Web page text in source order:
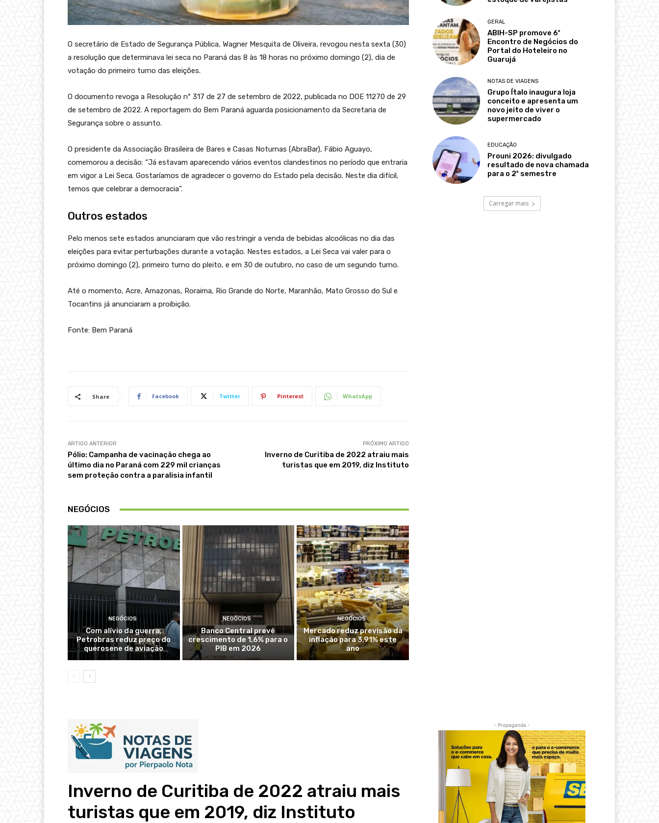
O secretário de Estado de Segurança Pública, Wagner Mesquita de Oliveira, revogou nesta sexta (30)
a resolução que determinava lei seca no Paraná das 8 às 18 horas no próximo domingo (2), dia de
votação do primeiro turno das eleições.
O documento revoga a Resolução nº 317 de 27 de setembro de 2022, publicada no DOE 11270 de 29
de setembro de 2022. A reportagem do Bem Paraná aguarda posicionamento da Secretaria de
Segurança sobre o assunto.
O presidente da Associação Brasileira de Bares e Casas Noturnas (AbraBar), Fábio Aguayo,
comemorou a decisão: “Já estavam aparecendo vários eventos clandestinos no período que entraria
em vigor a Lei Seca. Gostaríamos de agradecer o governo do Estado pela decisão. Neste dia difícil,
temos que celebrar a democracia”.
Outros estados
Pelo menos sete estados anunciaram que vão restringir a venda de bebidas alcoólicas no dia das
eleições para evitar perturbações durante a votação. Nestes estados, a Lei Seca vai valer para o
próximo domingo (2), primeiro turno do pleito, e em 30 de outubro, no caso de um segundo turno.
Até o momento, Acre, Amazonas, Roraima, Rio Grande do Norte, Maranhão, Mato Grosso do Sul e
Tocantins já anunciaram a proibição.
Fonte: Bem Paraná
Share Facebook Twitter Pinterest WhatsApp
ARTIGO ANTERIOR
Pólio: Campanha de vacinação chega ao
último dia no Paraná com 229 mil crianças
sem proteção contra a paralisia infantil
PRÓXIMO ARTIGO
Inverno de Curitiba de 2022 atraiu mais
turistas que em 2019, diz Instituto
NEGÓCIOS
NEGÓCIOS
Com alívio da guerra,
Petrobras reduz preço do
querosene de aviação
NEGÓCIOS
Banco Central prevê
crescimento de 1,6% para o
PIB em 2026
NEGÓCIOS
Mercado reduz previsão da
inflação para 3,91% este
ano
GERAL
ABIH-SP promove 6º
Encontro de Negócios do
Portal do Hoteleiro no
Guarujá
NOTAS DE VIAGENS
Grupo Ítalo inaugura loja
conceito e apresenta um
novo jeito de viver o
supermercado
EDUCAÇÃO
Prouni 2026: divulgado
resultado de nova chamada
para o 2º semestre
Carregar mais